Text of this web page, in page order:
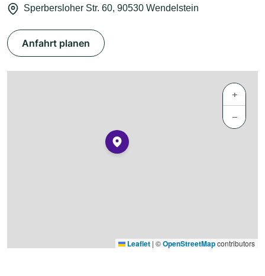
Sperbersloher Str. 60, 90530 Wendelstein
Anfahrt planen
+
−
Leaflet | ©OpenStreetMapcontributors